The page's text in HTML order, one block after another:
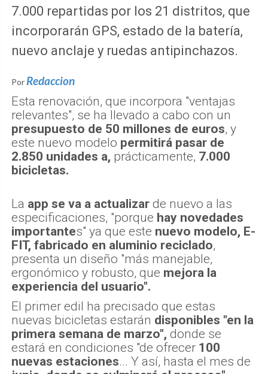
7.000 repartidas por los 21 distritos, que
incorporarán GPS, estado de la batería,
nuevo anclaje y ruedas antipinchazos.
Por Redaccion
Esta renovación, que incorpora "ventajas
relevantes", se ha llevado a cabo con un
presupuesto de 50 millones de euros, y
este nuevo modelo permitirá pasar de
2.850 unidades a, prácticamente, 7.000
bicicletas.
La app se va a actualizar de nuevo a las
especificaciones, "porque hay novedades
importantes" ya que este nuevo modelo, E-
FIT, fabricado en aluminio reciclado,
presenta un diseño "más manejable,
ergonómico y robusto, que mejora la
experiencia del usuario".
El primer edil ha precisado que estas
nuevas bicicletas estarán disponibles "en la
primera semana de marzo", donde se
estará en condiciones "de ofrecer 100
nuevas estaciones... Y así, hasta el mes de